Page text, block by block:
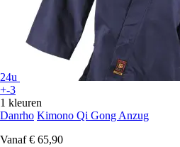
24u
+-3
1 kleuren
Danrho Kimono Qi Gong Anzug
Vanaf € 65,90